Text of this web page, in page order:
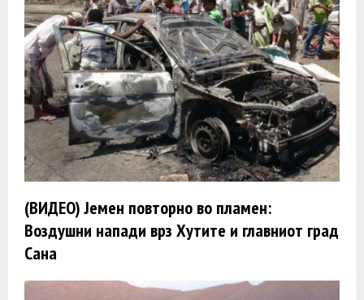
(ВИДЕО) Јемен повторно во пламен:
Воздушни напади врз Хутите и главниот град
Сана